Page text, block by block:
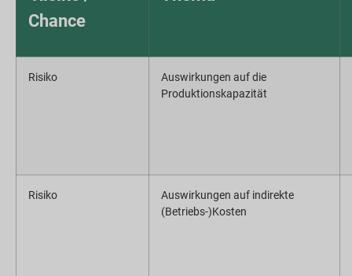
Chance
Risiko
Auswirkungen auf die
Produktionskapazität
Risiko
Auswirkungen auf indirekte
(Betriebs-)Kosten